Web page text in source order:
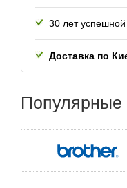
30 лет
Доставка по
Популярные